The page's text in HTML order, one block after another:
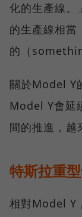
化的生產線
的生產線相
的（
關於Model Y
Model Y會延
間的推進，越
特斯拉重
相對Model Y